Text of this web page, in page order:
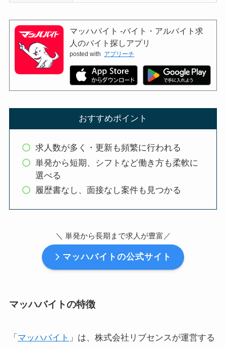
マッハバイト -バイト・アルバイト求
人のバイト探しアプリ
posted with アプリーチ
おすすめポイント
求人数が多く・更新も頻繁に行われる
単発から短期、シフトなど働き方も柔軟に
選べる
履歴書なし、面接なし案件も見つかる
＼ 単発から長期まで求人が豊富 ／
マッハバイトの公式サイト
マッハバイトの特徴
「 マッハバイト 」は、株式会社リブセンスが運営する